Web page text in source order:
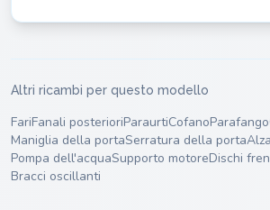
Altri ricambi per questo modello
FariFanali posterioriParaurtiCofanoParafango
Maniglia della portaSerratura della porta
Pompa dell'acquaSupporto motoreDischi
Bracci oscillanti